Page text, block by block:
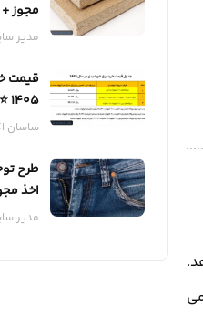
مجوز
مدیر
قیمت
1405 ⭐️ هزینه احداث
ساسان
طرح
اخذ
مدیر